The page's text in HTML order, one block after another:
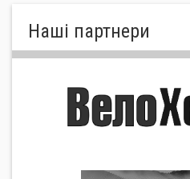
Нашi партнери